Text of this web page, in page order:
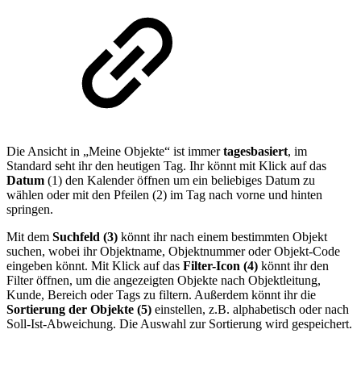
Die Ansicht in „Meine Objekte“ ist immertagesbasiert, im
Standard seht ihr den heutigen Tag. Ihr könnt mit Klick auf das
Datum (1) den Kalender öffnen um ein beliebiges Datum zu
wählen oder mit den Pfeilen (2) im Tag nach vorne und hinten
springen.
Mit dem Suchfeld (3) könnt ihr nach einem bestimmten Objekt
suchen, wobei ihr Objektname, Objektnummer oder Objekt-Code
eingeben könnt. Mit Klick auf das Filter-Icon (4) könnt ihr den
Filter öffnen, um die angezeigten Objekte nach Objektleitung,
Kunde, Bereich oder Tags zu filtern. Außerdem könnt ihr die
Sortierung der Objekte (5) einstellen, z.B. alphabetisch oder nach
Soll-Ist-Abweichung. Die Auswahl zur Sortierung wird gespeichert.